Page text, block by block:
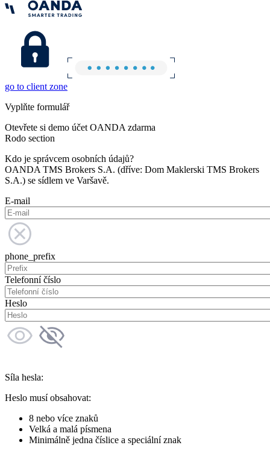
go to client zone
Vyplňte formulář
Otevřete si demo účet OANDA zdarma
Rodo section
Kdo je správcem osobních údajů?
OANDA TMS Brokers S.A. (dříve: Dom Maklerski TMS Brokers
S.A.) se sídlem ve Varšavě.
E-mail
phone_prefix
Telefonní číslo
Heslo
Síla hesla:
Heslo musí obsahovat:
8 nebo více znaků
Velká a malá písmena
Minimálně jedna číslice a speciální znak